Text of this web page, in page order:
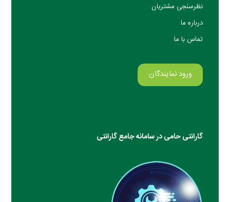
نظرسنجی مشتریان
درباره ما
تماس با ما
ورود نمایندگان
گارانتی حامی در سامانه جامع گارانتی